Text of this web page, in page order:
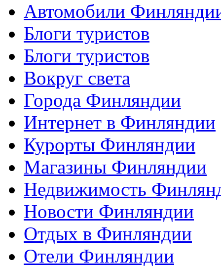
Автомобили
Блоги туристов
Блоги туристов
Вокруг света
Города Финляндии
Интернет в Финляндии
Курорты Финляндии
Магазины Финляндии
Недвижимость
Новости Финляндии
Отдых в Финляндии
Отели Финляндии